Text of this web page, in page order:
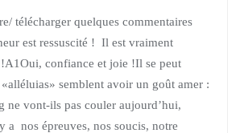
télécharger quelques commentaires
est ressuscité ! Il est vraiment
confiance et joie !Il se peut
semblent avoir un goût amer :
ne vont-ils pas couler aujourd’hui,
a nos épreuves, nos soucis, notre